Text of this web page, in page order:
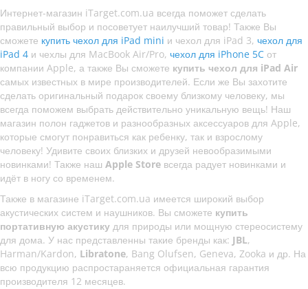
Интернет-магазин iTarget.com.ua всегда поможет сделать
правильный выбор и посоветует наилучший товар! Также Вы
сможете купить чехол для iPad mini и чехол для iPad 3, чехол для
iPad 4 и чехлы для MacBook Air/Pro, чехол для iPhone 5C от
компании Apple, а также Вы сможете купить чехол для iPad Air
самых известных в мире производителей. Если же Вы захотите
сделать оригинальный подарок своему близкому человеку, мы
всегда поможем выбрать действительно уникальную вещь! Наш
магазин полон гаджетов и разнообразных аксессуаров для Apple,
которые смогут понравиться как ребенку, так и взрослому
человеку! Удивите своих близких и друзей невообразимыми
новинками! Также наш Apple Store всегда радует новинками и
идёт в ногу со временем.
Также в магазине iTarget.com.ua имеется широкий выбор
акустических систем и наушников. Вы сможете купить
портативную акустику для природы или мощную стереосистему
для дома. У нас представленны такие бренды как: JBL,
Harman/Kardon, Libratone, Bang Olufsen, Geneva, Zooka и др. На
всю продукцию распростараняется официальная гарантия
производителя 12 месяцев.